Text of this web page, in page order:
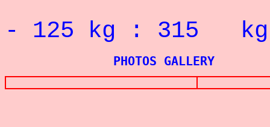
- 125 kg : 315 kg
PHOTOS GALLERY